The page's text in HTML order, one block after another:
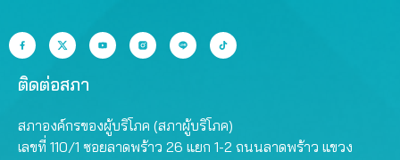
ติดต่อสภา
สภาองค์กรของผู้บริโภค (สภาผู้บริโภค)
เลขที่ 110/1 ซอยลาดพร้าว 26 แยก 1-2 ถนนลาดพร้าว แขวง